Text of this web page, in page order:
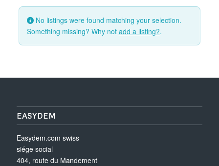
No listings were found matching your selection.
Something missing? Why not add a listing?.
EASYDEM
Easydem.com swiss
siége social
404, route du Mandement